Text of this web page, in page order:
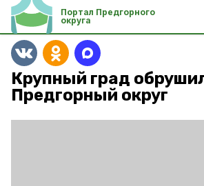
Портал Предгорного
округа
Крупный град
Предгорный округ